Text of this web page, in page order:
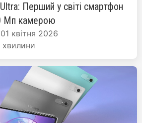
Перший у світі смартфон
Мп камерою
квітня 2026
хвилини